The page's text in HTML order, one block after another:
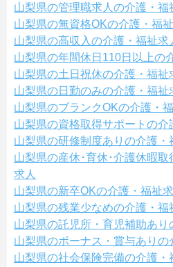
山梨県の管理職求人の介護・福
山梨県の無資格OKの介護・福
山梨県の高収入の介護・福祉求
山梨県の年間休日110日以上の
山梨県の土日祝休の介護・福祉
山梨県の日勤のみの介護・福祉
山梨県のブランクOKの介護・
山梨県の資格取得サポートの介
山梨県の研修制度ありの介護・
山梨県の産休･育休･介護休暇
求人
山梨県の新卒OKの介護・福祉
山梨県の残業少なめの介護・福
山梨県の託児所・育児補助あり
山梨県のボーナス・賞与ありの
山梨県の社会保険完備の介護・